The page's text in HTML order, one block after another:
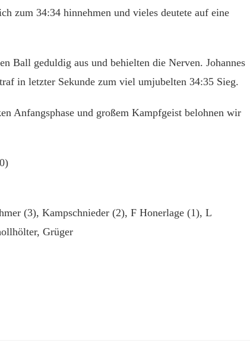
zum 34:34 hinnehmen und vieles deutete auf eine
geduldig aus und behielten die Nerven. Johannes
in letzter Sekunde zum viel umjubelten 34:35 Sieg.
Anfangsphase und großem Kampfgeist belohnen wir
(3), Kampschnieder (2), F Honerlage (1), L
Grüger